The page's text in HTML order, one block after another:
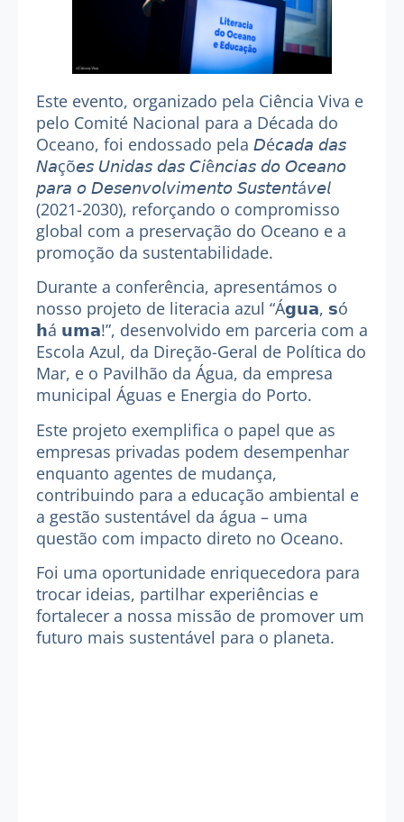
Este evento, organizado pela Ciência Viva e
pelo Comité Nacional para a Década do
Oceano, foi endossado pela 𝘋é𝘤𝘢𝘥𝘢 𝘥𝘢𝘴
𝘕𝘢çõ𝘦𝘴 𝘜𝘯𝘪𝘥𝘢𝘴 𝘥𝘢𝘴 𝘊𝘪ê𝘯𝘤𝘪𝘢𝘴 𝘥𝘰 𝘖𝘤𝘦𝘢𝘯𝘰
𝘱𝘢𝘳𝘢 𝘰 𝘋𝘦𝘴𝘦𝘯𝘷𝘰𝘭𝘷𝘪𝘮𝘦𝘯𝘵𝘰 𝘚𝘶𝘴𝘵𝘦𝘯𝘵á𝘷𝘦𝘭
(2021-2030), reforçando o compromisso
global com a preservação do Oceano e a
promoção da sustentabilidade.
Durante a conferência, apresentámos o
nosso projeto de literacia azul “Á𝗴𝘂𝗮, 𝘀ó
𝗵á 𝘂𝗺𝗮!”, desenvolvido em parceria com a
Escola Azul, da Direção-Geral de Política do
Mar, e o Pavilhão da Água, da empresa
municipal Águas e Energia do Porto.
Este projeto exemplifica o papel que as
empresas privadas podem desempenhar
enquanto agentes de mudança,
contribuindo para a educação ambiental e
a gestão sustentável da água – uma
questão com impacto direto no Oceano.
Foi uma oportunidade enriquecedora para
trocar ideias, partilhar experiências e
fortalecer a nossa missão de promover um
futuro mais sustentável para o planeta.